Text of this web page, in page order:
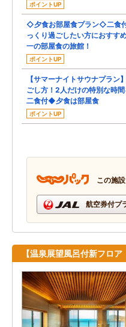
ポイントUP
◇夕食お部屋食プラン◇二食
っくり過ごしたい方におすす
一の部屋食の旅館！
ポイントUP
【サマーナイトサウナプラン
ごし方！2人だけの特別な時
二食付◆夕食は部屋食
ポイントUP
この施
航空券付プ
【温泉展望風呂付新フロ